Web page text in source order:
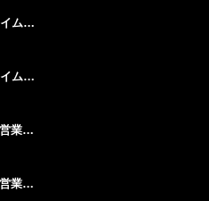
西中島BARおれたこBARタイムすたーと！
西中島BARおれたこBARタイムすたーと！
西中島BARおれたこランチ営業DAY！
西中島BARおれたこランチ営業DAY！